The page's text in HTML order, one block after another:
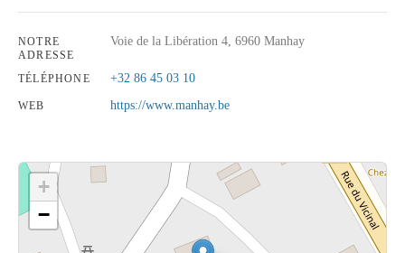
Rechercher
NOTRE
ADRESSE
Voie de la Libération 4, 6960 Manhay
TÉLÉPHONE +32 86 45 03 10
WEB https://www.manhay.be
Cliquez sur le bouton pour afficher la carte.
+
−